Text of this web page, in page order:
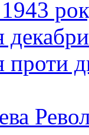
проти